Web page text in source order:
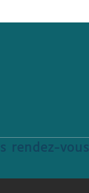
rendez-vous